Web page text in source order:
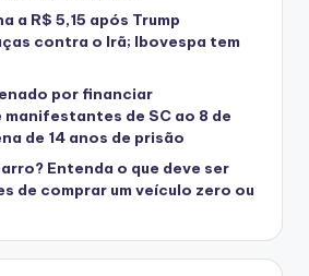
a R$ 5,15 após Trump
contra o Irã; Ibovespa tem
por financiar
de SC ao 8 de
de 14 anos de prisão
Entenda o que deve ser
de comprar um veículo zero ou